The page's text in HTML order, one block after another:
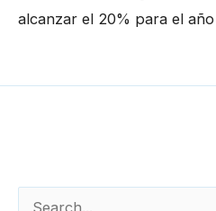
alcanzar el 20% para el